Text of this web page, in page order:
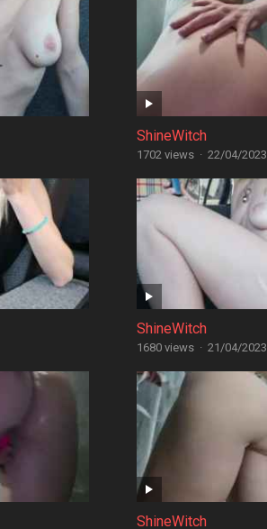
ShineWitch
1702 views · 22/04/2023
ShineWitch
1680 views · 21/04/2023
ShineWitch